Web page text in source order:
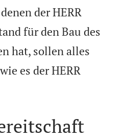
der HERR
für den Bau des
hat, sollen alles
es der HERR